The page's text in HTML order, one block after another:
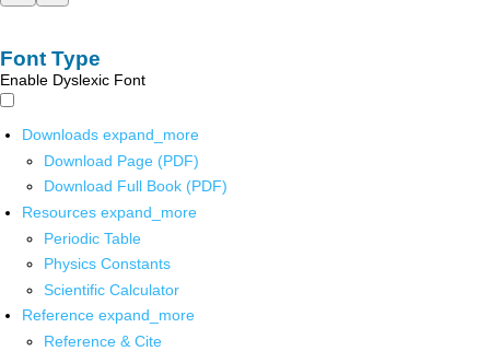
Font Type
Enable Dyslexic Font
Downloads expand_more
Download Page (PDF)
Download Full Book (PDF)
Resources expand_more
Periodic Table
Physics Constants
Scientific Calculator
Reference expand_more
Reference & Cite